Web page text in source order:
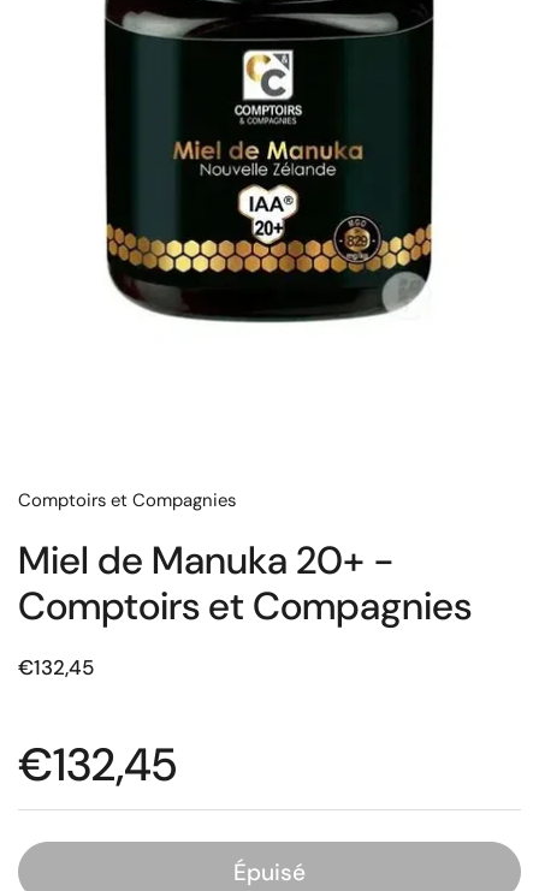
Comptoirs et Compagnies
Miel de Manuka 20+ -
Comptoirs et Compagnies
€132,45
€132,45
Épuisé